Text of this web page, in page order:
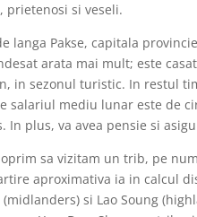
prietenosi si veseli.
langa Pakse, capitala
arata mai mult; este
in sezonul turistic. In restul
salariul mediu lunar este de
In plus, va avea pensie si
sa vizitam un trib, pe
aproximativa ia in calcul
(midlanders) si Lao Soung